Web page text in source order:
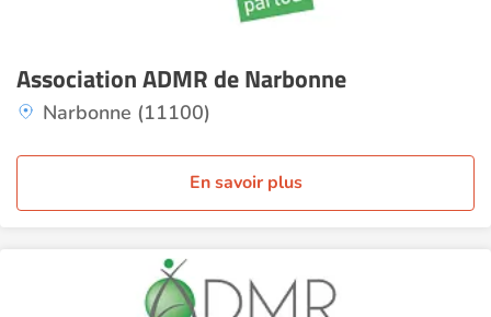
Association ADMR de Narbonne
Narbonne (11100)
En savoir plus